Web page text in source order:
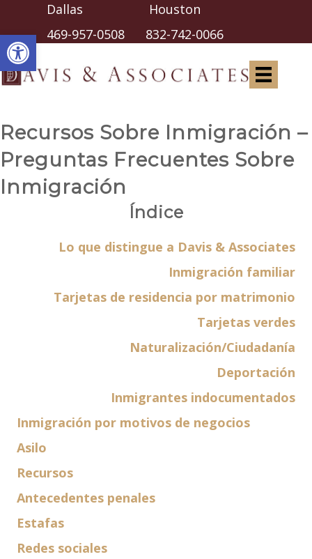
Abrir barra de herramientas
Dallas Houston
469-957-0508 832-742-0066
Recursos Sobre Inmigración –
Preguntas Frecuentes Sobre
Inmigración
Índice
Lo que distingue a Davis & Associates
Inmigración familiar
Tarjetas de residencia por matrimonio
Tarjetas verdes
Naturalización/Ciudadanía
Deportación
Inmigrantes indocumentados
Inmigración por motivos de negocios
Asilo
Recursos
Antecedentes penales
Estafas
Redes sociales